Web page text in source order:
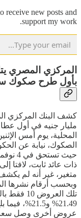
receive new posts and
support my work.
بأول طرح صكوك
مليار جنيه في أول
المحلية، يوم أمس
ذات عائد ثابت، لافتا
متغير، غير أنه لم
وبحسب أرقام نشرها
تلك
عروض أخرى وصل سعر